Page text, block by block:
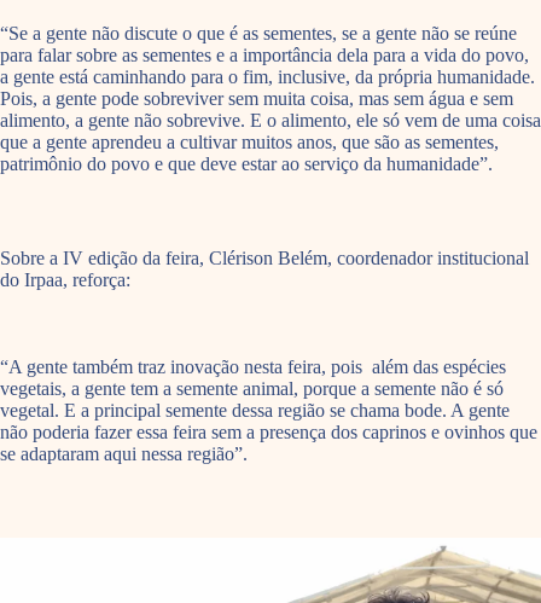
“Se a gente não discute o que é as sementes, se a gente não se reúne
para falar sobre as sementes e a importância dela para a vida do povo,
a gente está caminhando para o fim, inclusive, da própria humanidade.
Pois, a gente pode sobreviver sem muita coisa, mas sem água e sem
alimento, a gente não sobrevive. E o alimento, ele só vem de uma coisa
que a gente aprendeu a cultivar muitos anos, que são as sementes,
patrimônio do povo e que deve estar ao serviço da humanidade”.
Sobre a IV edição da feira, Clérison Belém, coordenador institucional
do Irpaa, reforça:
“A gente também traz inovação nesta feira, pois além das espécies
vegetais, a gente tem a semente animal, porque a semente não é só
vegetal. E a principal semente dessa região se chama bode. A gente
não poderia fazer essa feira sem a presença dos caprinos e ovinhos que
se adaptaram aqui nessa região”.